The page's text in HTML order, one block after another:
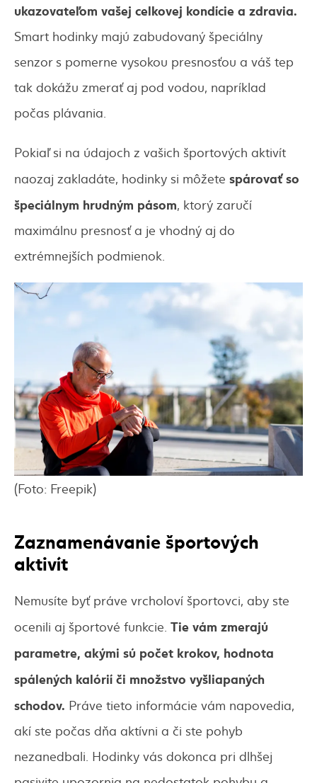
ukazovateľom vašej celkovej kondície a zdravia.
Smart hodinky majú zabudovaný špeciálny
senzor s pomerne vysokou presnosťou a váš tep
tak dokážu zmerať aj pod vodou, napríklad
počas plávania.
Pokiaľ si na údajoch z vašich športových aktivít
naozaj zakladáte, hodinky si môžete spárovať so
špeciálnym hrudným pásom, ktorý zaručí
maximálnu presnosť a je vhodný aj do
extrémnejších podmienok.
(Foto: Freepik)
Zaznamenávanie športových
aktivít
Nemusíte byť práve vrcholoví športovci, aby ste
ocenili aj športové funkcie. Tie vám zmerajú
parametre, akými sú počet krokov, hodnota
spálených kalórií či množstvo vyšliapaných
schodov. Práve tieto informácie vám napovedia,
akí ste počas dňa aktívni a či ste pohyb
nezanedbali. Hodinky vás dokonca pri dlhšej